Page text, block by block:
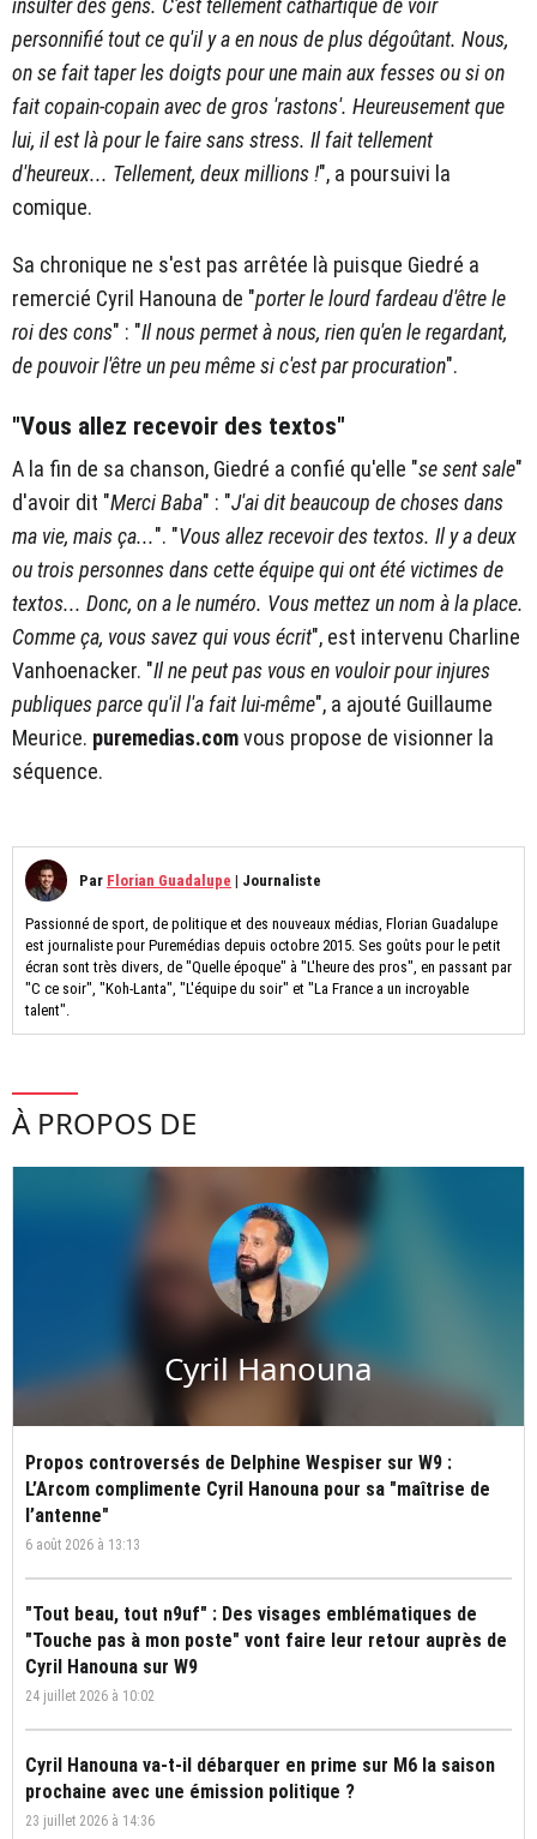
insulter des gens. C'est tellement cathartique de voir
personnifié tout ce qu'il y a en nous de plus dégoûtant. Nous,
on se fait taper les doigts pour une main aux fesses ou si on
fait copain-copain avec de gros 'rastons'. Heureusement que
lui, il est là pour le faire sans stress. Il fait tellement
d'heureux... Tellement, deux millions !", a poursuivi la
comique.
Sa chronique ne s'est pas arrêtée là puisque Giedré a
remercié Cyril Hanouna de "porter le lourd fardeau d'être le
roi des cons" : "Il nous permet à nous, rien qu'en le regardant,
de pouvoir l'être un peu même si c'est par procuration".
"Vous allez recevoir des textos"
A la fin de sa chanson, Giedré a confié qu'elle "se sent sale"
d'avoir dit "Merci Baba" : "J'ai dit beaucoup de choses dans
ma vie, mais ça...". "Vous allez recevoir des textos. Il y a deux
ou trois personnes dans cette équipe qui ont été victimes de
textos... Donc, on a le numéro. Vous mettez un nom à la place.
Comme ça, vous savez qui vous écrit", est intervenu Charline
Vanhoenacker. "Il ne peut pas vous en vouloir pour injures
publiques parce qu'il l'a fait lui-même", a ajouté Guillaume
Meurice. puremedias.comvous propose de visionner la
séquence.
Par Florian Guadalupe | Journaliste
Passionné de sport, de politique et des nouveaux médias, Florian Guadalupe
est journaliste pour Puremédias depuis octobre 2015. Ses goûts pour le petit
écran sont très divers, de "Quelle époque" à "L'heure des pros", en passant par
"C ce soir", "Koh-Lanta", "L'équipe du soir" et "La France a un incroyable
talent".
À PROPOS DE
Cyril Hanouna
Propos controversés de Delphine Wespiser sur W9 :
L’Arcom complimente Cyril Hanouna pour sa "maîtrise de
l’antenne"
6 août 2026 à 13:13
"Tout beau, tout n9uf" : Des visages emblématiques de
"Touche pas à mon poste" vont faire leur retour auprès de
Cyril Hanouna sur W9
24 juillet 2026 à 10:02
Cyril Hanouna va-t-il débarquer en prime sur M6 la saison
prochaine avec une émission politique ?
23 juillet 2026 à 14:36